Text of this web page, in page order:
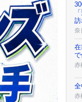
奈
で
赤
赤